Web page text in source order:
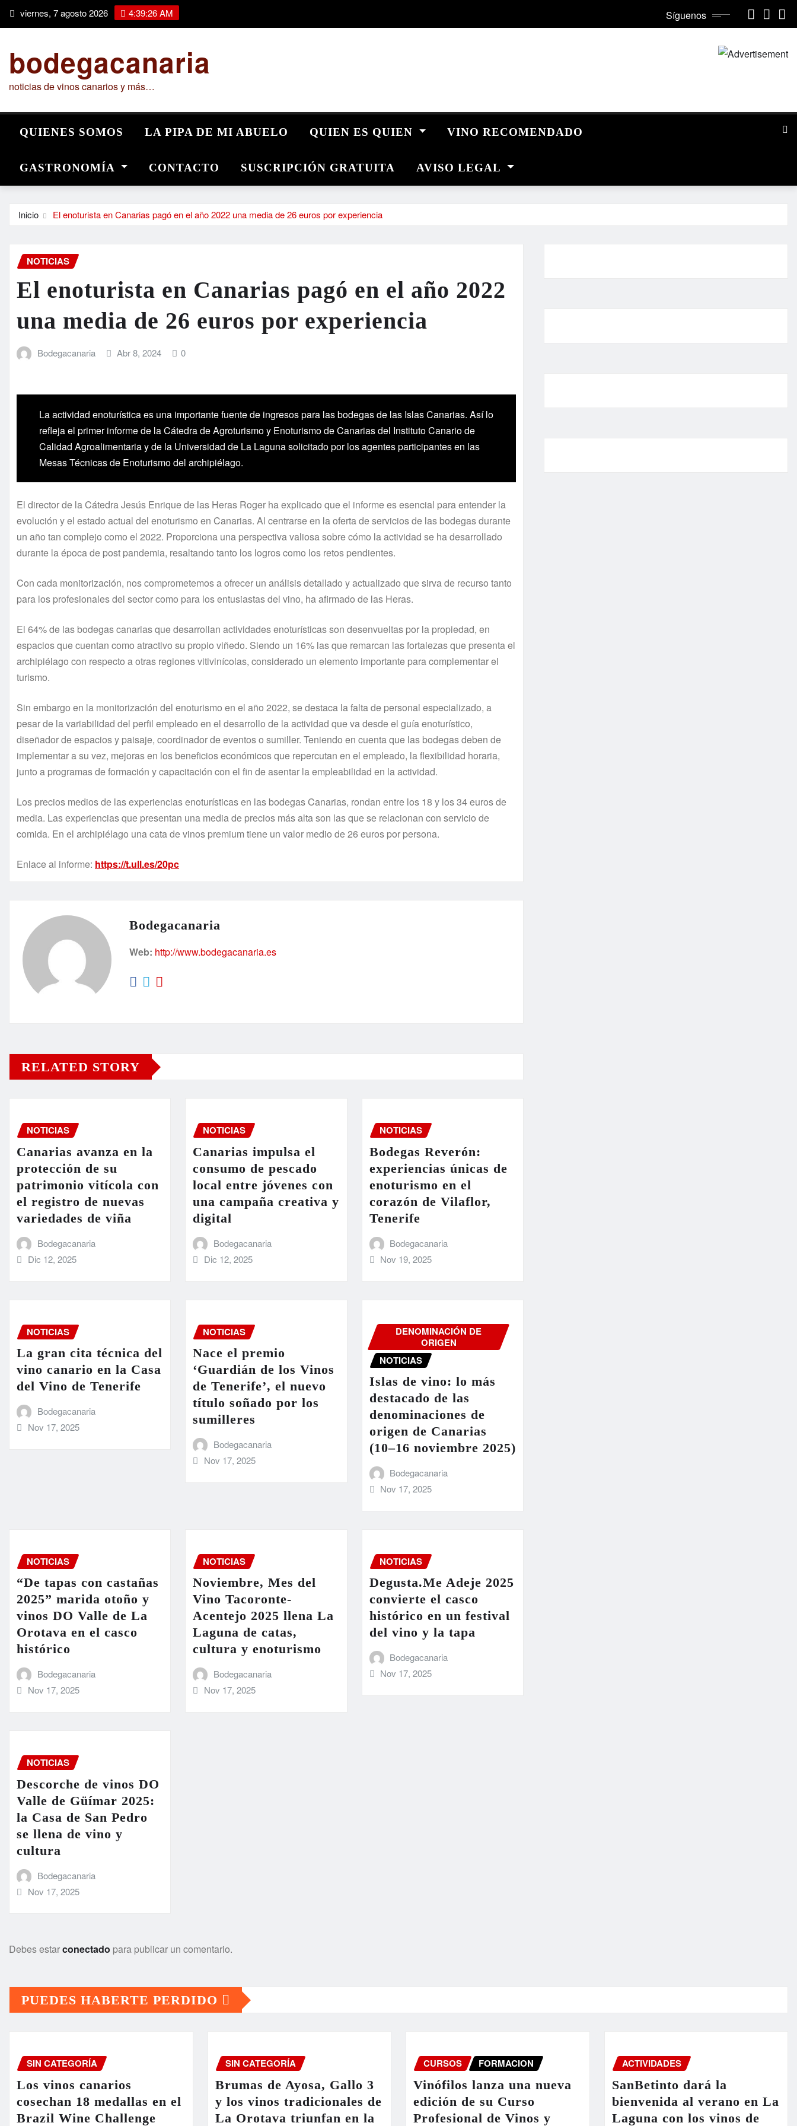
Saltar viernes, 7 agosto 2026 4:39:28 AM Síguenos
bodegacanaria
noticias de vinos canarios y más…
QUIENES SOMOS LA PIPA DE MI ABUELO QUIEN ES QUIEN VINO RECOMENDADO
GASTRONOMÍA CONTACTO SUSCRIPCIÓN GRATUITA AVISO LEGAL
Inicio El enoturista en Canarias pagó en el año 2022 una media de 26 euros por experiencia
NOTICIAS
El enoturista en Canarias pagó en el año 2022
una media de 26 euros por experiencia
Bodegacanaria Abr 8, 2024 0
La actividad enoturística es una importante fuente de ingresos para las bodegas de las Islas Canarias. Así lo
refleja el primer informe de la Cátedra de Agroturismo y Enoturismo de Canarias del Instituto Canario de
Calidad Agroalimentaria y de la Universidad de La Laguna solicitado por los agentes participantes en las
Mesas Técnicas de Enoturismo del archipiélago.
El director de la Cátedra Jesús Enrique de las Heras Roger ha explicado que el informe es esencial para entender la
evolución y el estado actual del enoturismo en Canarias. Al centrarse en la oferta de servicios de las bodegas durante
un año tan complejo como el 2022. Proporciona una perspectiva valiosa sobre cómo la actividad se ha desarrollado
durante la época de post pandemia, resaltando tanto los logros como los retos pendientes.
Con cada monitorización, nos comprometemos a ofrecer un análisis detallado y actualizado que sirva de recurso tanto
para los profesionales del sector como para los entusiastas del vino, ha afirmado de las Heras.
El 64% de las bodegas canarias que desarrollan actividades enoturísticas son desenvueltas por la propiedad, en
espacios que cuentan como atractivo su propio viñedo. Siendo un 16% las que remarcan las fortalezas que presenta el
archipiélago con respecto a otras regiones vitivinícolas, considerado un elemento importante para complementar el
turismo.
Sin embargo en la monitorización del enoturismo en el año 2022, se destaca la falta de personal especializado, a
pesar de la variabilidad del perfil empleado en el desarrollo de la actividad que va desde el guía enoturístico,
diseñador de espacios y paisaje, coordinador de eventos o sumiller. Teniendo en cuenta que las bodegas deben de
implementar a su vez, mejoras en los beneficios económicos que repercutan en el empleado, la flexibilidad horaria,
junto a programas de formación y capacitación con el fin de asentar la empleabilidad en la actividad.
Los precios medios de las experiencias enoturísticas en las bodegas Canarias, rondan entre los 18 y los 34 euros de
media. Las experiencias que presentan una media de precios más alta son las que se relacionan con servicio de
comida. En el archipiélago una cata de vinos premium tiene un valor medio de 26 euros por persona.
Enlace al informe: https://t.ull.es/20pc
Bodegacanaria
Web: http://www.bodegacanaria.es
RELATED STORY
NOTICIAS
Canarias avanza en la
protección de su
patrimonio vitícola con
el registro de nuevas
variedades de viña
Bodegacanaria
Dic 12, 2025
NOTICIAS
Canarias impulsa el
consumo de pescado
local entre jóvenes con
una campaña creativa y
digital
Bodegacanaria
Dic 12, 2025
NOTICIAS
Bodegas Reverón:
experiencias únicas de
enoturismo en el
corazón de Vilaflor,
Tenerife
Bodegacanaria
Nov 19, 2025
NOTICIAS
La gran cita técnica del
vino canario en la Casa
del Vino de Tenerife
Bodegacanaria
Nov 17, 2025
NOTICIAS
Nace el premio
‘Guardián de los Vinos
de Tenerife’, el nuevo
título soñado por los
sumilleres
Bodegacanaria
Nov 17, 2025
DENOMINACIÓN DE
ORIGEN
NOTICIAS
Islas de vino: lo más
destacado de las
denominaciones de
origen de Canarias
(10–16 noviembre 2025)
Bodegacanaria
Nov 17, 2025
NOTICIAS
“De tapas con castañas
2025” marida otoño y
vinos DO Valle de La
Orotava en el casco
histórico
Bodegacanaria
Nov 17, 2025
NOTICIAS
Noviembre, Mes del
Vino Tacoronte-
Acentejo 2025 llena La
Laguna de catas,
cultura y enoturismo
Bodegacanaria
Nov 17, 2025
NOTICIAS
Degusta.Me Adeje 2025
convierte el casco
histórico en un festival
del vino y la tapa
Bodegacanaria
Nov 17, 2025
NOTICIAS
Descorche de vinos DO
Valle de Güímar 2025:
la Casa de San Pedro
se llena de vino y
cultura
Bodegacanaria
Nov 17, 2025
Debes estarconectado para publicar un comentario.
PUEDES HABERTE PERDIDO
SIN CATEGORÍA
Los vinos canarios
cosechan 18 medallas en el
Brazil Wine Challenge
SIN CATEGORÍA
Brumas de Ayosa, Gallo 3
y los vinos tradicionales de
La Orotava triunfan en la
CURSOS FORMACION
Vinófilos lanza una nueva
edición de su Curso
Profesional de Vinos y
ACTIVIDADES
SanBetinto dará la
bienvenida al verano en La
Laguna con los vinos de